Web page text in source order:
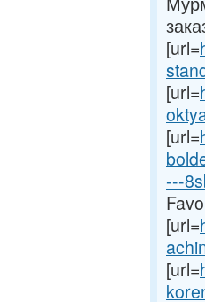
[url=
[url=
[url=
---
[url=
[url=